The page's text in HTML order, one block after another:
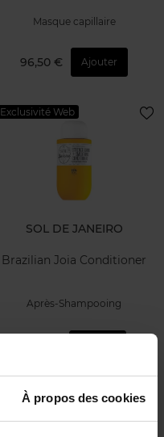
À propos des cookies
Masque capillaire
96,50 € Ajouter
Exclusivité Web
SOL DE JANEIRO
Brazilian Joia Conditioner
Après-Shampooing